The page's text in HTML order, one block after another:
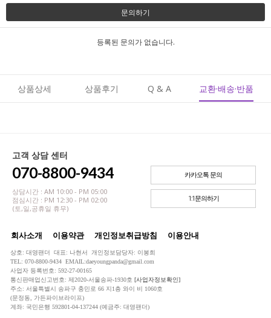
문의하기
등록된 문의가 없습니다.
상품상세 상품후기 Q & A 교환·배송·반품
고객 상담 센터
070-8800-9434
상담시간 : AM 10:00 - PM 05:00
점심시간 : PM 12:30 - PM 02:00
(토,일,공휴일 휴무)
카카오톡 문의
1:1문의하기
회사소개 이용약관 개인정보취급방침 이용안내
상호: 대영팬더 대표: 나현서 개인정보담당자: 이봉희
TEL: 070-8800-9434 EMAIL:daeyoungpanda@gmail.com
사업자 등록번호: 592-27-00165
통신판매업신고번호: 제2020-서울송파-1930호 [사업자정보확인]
주소: 서울특별시 송파구 충민로 66 지1층 와이 비 1060호
(문정동, 가든파이브라이프)
계좌: 국민은행 592801-04-137244 (예금주: 대영팬더)